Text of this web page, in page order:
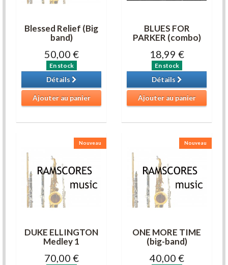
Blessed Relief (Big
band)
50,00 €
En stock
Détails
Ajouter au panier
BLUES FOR
PARKER (combo)
18,99 €
En stock
Détails
Ajouter au panier
Nouveau
DUKE ELLINGTON
Medley 1
70,00 €
Nouveau
ONE MORE TIME
(big-band)
40,00 €